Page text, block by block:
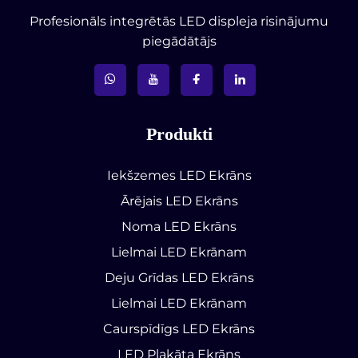
Profesionāls integrētās LED displeja risinājumu
piegādātājs
Produkti
Iekšzemes LED Ekrāns
Ārējais LED Ekrāns
Noma LED Ekrāns
Lielmai LED Ekrānam
Deju Grīdas LED Ekrāns
Lielmai LED Ekrānam
Caurspīdīgs LED Ekrāns
LED Plakāta Ekrāns